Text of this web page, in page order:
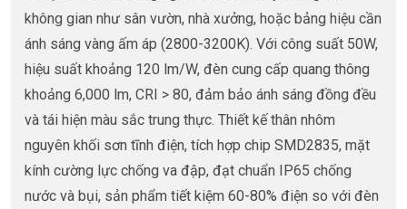
không gian như sân vườn, nhà xưởng, hoặc bảng hiệu cần
ánh sáng vàng ấm áp (2800-3200K). Với công suất 50W,
hiệu suất khoảng 120 lm/W, đèn cung cấp quang thông
khoảng 6,000 lm, CRI > 80, đảm bảo ánh sáng đồng đều
và tái hiện màu sắc trung thực. Thiết kế thân nhôm
nguyên khối sơn tĩnh điện, tích hợp chip SMD2835, mặt
kính cường lực chống va đập, đạt chuẩn IP65 chống
nước và bụi, sản phẩm tiết kiệm 60-80% điện so với đèn